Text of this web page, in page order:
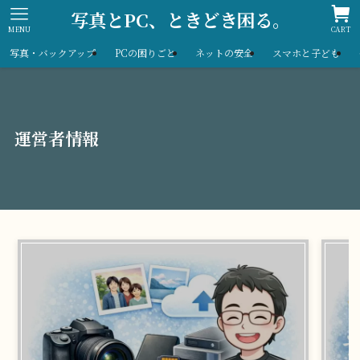
写真とPC、ときどき困る。 CART
MENU
写真・バックアップ PCの困りごと ネットの安全 スマホと子ども
運営者情報